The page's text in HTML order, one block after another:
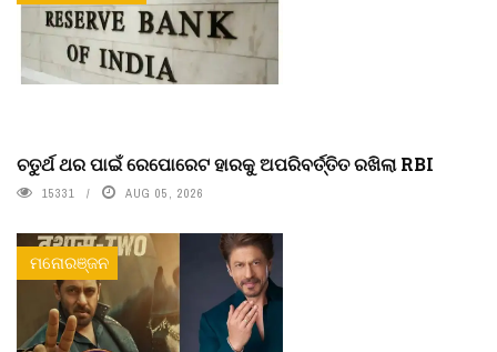
ଚତୁର୍ଥ ଥର ପାଇଁ ରେପୋରେଟ ହାରକୁ ଅପରିବର୍ତ୍ତିତ ରଖିଲା RBI
15331 AUG 05, 2026
ମନୋରଞ୍ଜନ